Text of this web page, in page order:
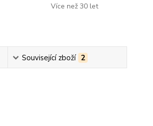
Více než 30 let
Související zboží 2